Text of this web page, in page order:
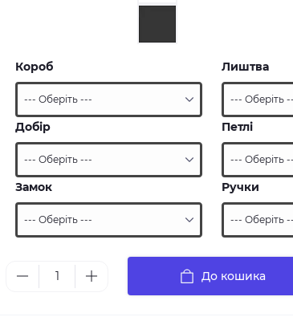
Короб Лиштва
Добір Петлі
Замок Ручки
До кошика